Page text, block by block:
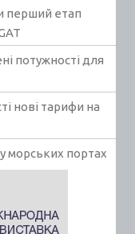
перший етап
потужності для
нові тарифи на
морських портах